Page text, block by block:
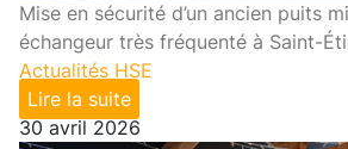
Mise en sécurité d’un ancien puits
échangeur très fréquenté à Saint-
Actualités HSE
Lire la suite
30 avril 2026